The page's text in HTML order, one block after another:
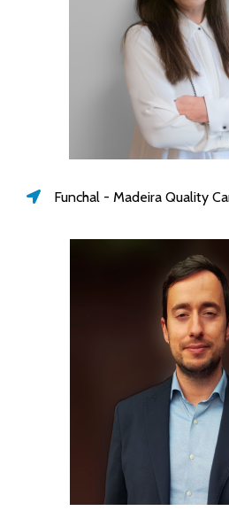
Funchal - Madeira Quality